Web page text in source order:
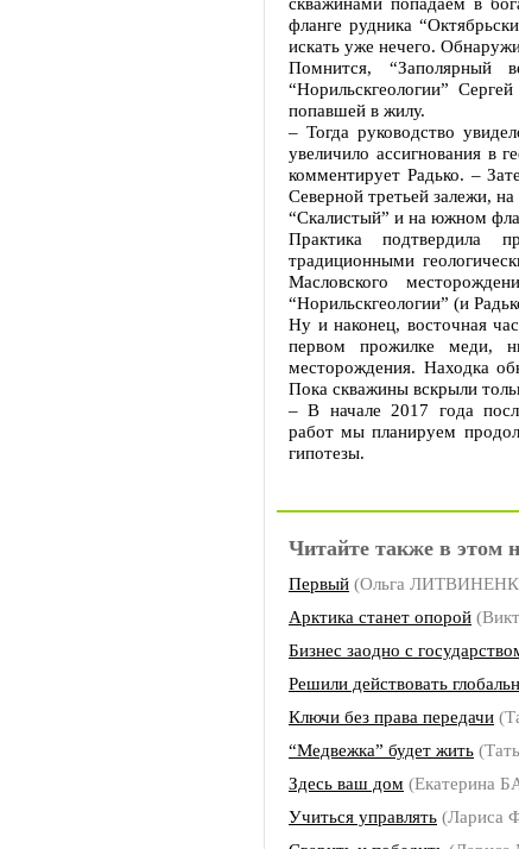
фланге рудника
искать уже нечего.
Помнится, “Заполярный
“Норильскгеологии”
попавшей в жилу.
– Тогда руководство
увеличило ассигнования в
комментирует Радько. –
Северной третьей залежи,
“Скалистый” и на южном
Практика подтвердила
традиционными
Масловского
“Норильскгеологии” (и
Ну и наконец, восточная
первом прожилке меди,
месторождения. Находка
Пока скважины вскрыли
– В начале 2017 года
работ мы планируем
гипотезы.
Читайте также в этом
Первый (Ольга
Арктика станет опорой
Бизнес заодно с
Решили действовать
Ключи без права передачи
“Медвежка” будет жить
Здесь ваш дом (Екатерина
Учиться управлять